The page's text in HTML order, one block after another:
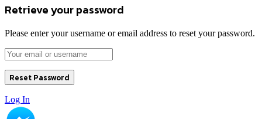
Retrieve your password
Please enter your username or email address to reset your password.
Log In